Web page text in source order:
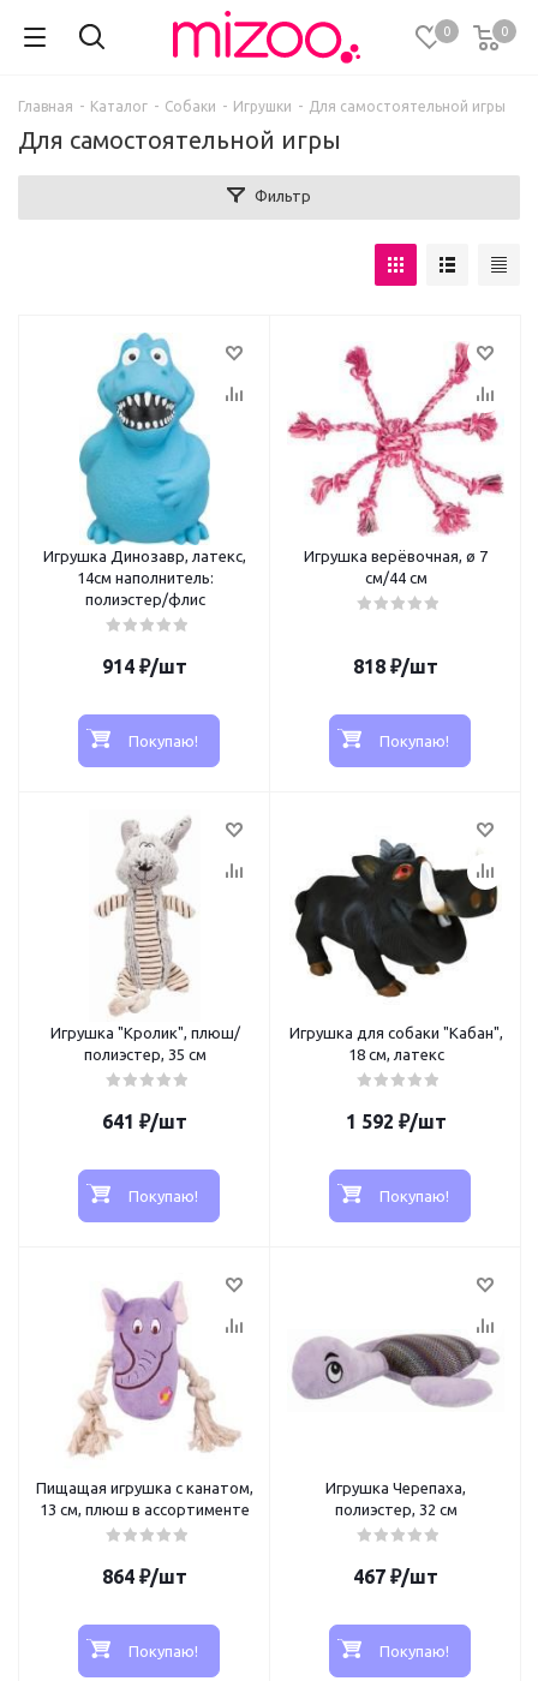
0 0
Главная - Каталог - Собаки - Игрушки - Для самостоятельной игры
Для самостоятельной игры
Фильтр
Игрушка Динозавр, латекс,
14см наполнитель:
полиэстер/флис
914 ₽/шт
Покупаю!
Игрушка верёвочная, ø 7
см/44 см
818 ₽/шт
Покупаю!
Игрушка "Кролик", плюш/
полиэстер, 35 см
641 ₽/шт
Покупаю!
Игрушка для собаки "Кабан",
18 см, латекс
1 592 ₽/шт
Покупаю!
Пищащая игрушка с канатом,
13 см, плюш в ассортименте
864 ₽/шт
Покупаю!
Игрушка Черепаха,
полиэстер, 32 см
467 ₽/шт
Покупаю!